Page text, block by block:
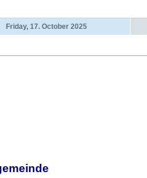
Friday, 17. October 2025